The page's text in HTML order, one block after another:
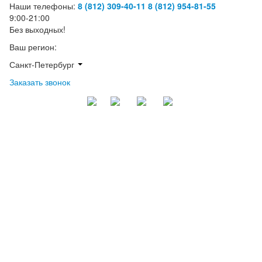
Наши телефоны: 8 (812) 309-40-11 8 (812) 954-81-55
9:00-21:00
Без выходных!
Ваш регион:
Санкт-Петербург
Заказать звонок